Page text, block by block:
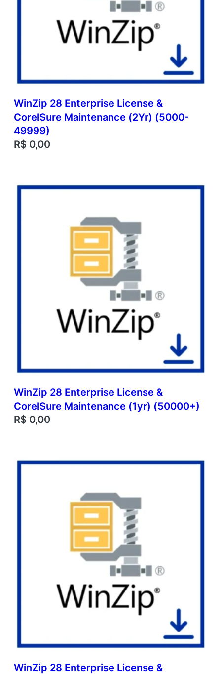
WinZip 28 Enterprise License &
CorelSure Maintenance (2Yr) (5000-
49999)
R$ 0,00
WinZip 28 Enterprise License &
CorelSure Maintenance (1yr) (50000+)
R$ 0,00
WinZip 28 Enterprise License &